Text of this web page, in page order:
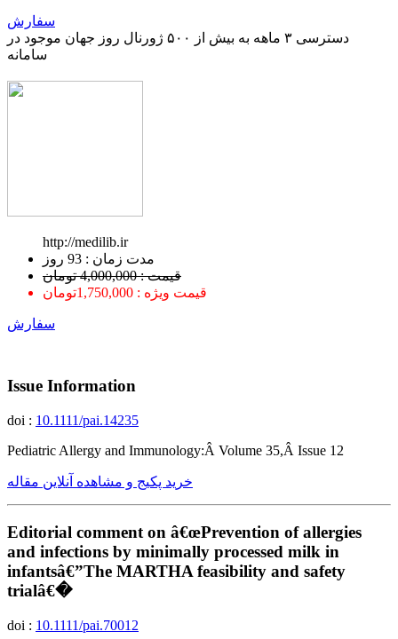
سفارش
دسترسی ۳ ماهه به بیش از ۵۰۰ ژورنال روز جهان موجود در
سامانه
http://medilib.ir
ﻣﺪﺕ ﺯﻣﺎﻥ : 93 ﺭﻭﺯ
قیمت : 4,000,000 تومان
قیمت ویژه : 1,750,000تومان
سفارش
Issue Information
doi : 10.1111/pai.14235
Pediatric Allergy and Immunology:Â Volume 35,Â Issue 12
خرید پکیج و مشاهده آنلاین مقاله
Editorial comment on â€œPrevention of allergies
and infections by minimally processed milk in
infantsâ€”The MARTHA feasibility and safety
trialâ€�
doi : 10.1111/pai.70012